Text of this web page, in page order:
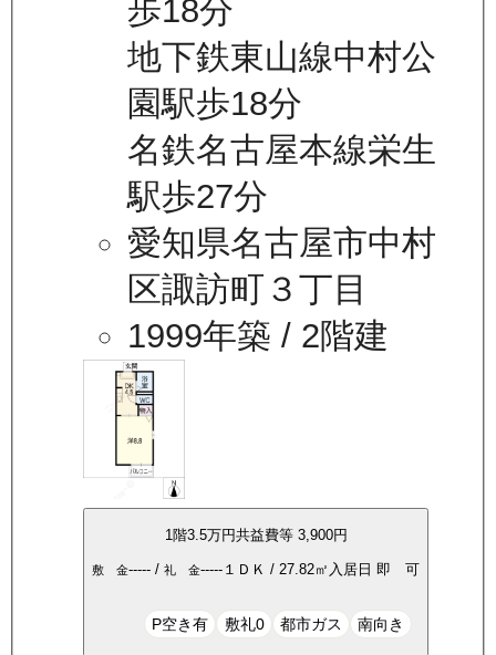
歩18分
地下鉄東山線中村公
園駅歩18分
名鉄名古屋本線栄生
駅歩27分
愛知県名古屋市中村
区諏訪町３丁目
1999年築 / 2階建
1 階3.5万円共益費等 3,900円
敷 金----- /礼 金----- １ＤＫ /27.82㎡ 入居日 即 可
P空き有 敷礼0 都市ガス 南向き